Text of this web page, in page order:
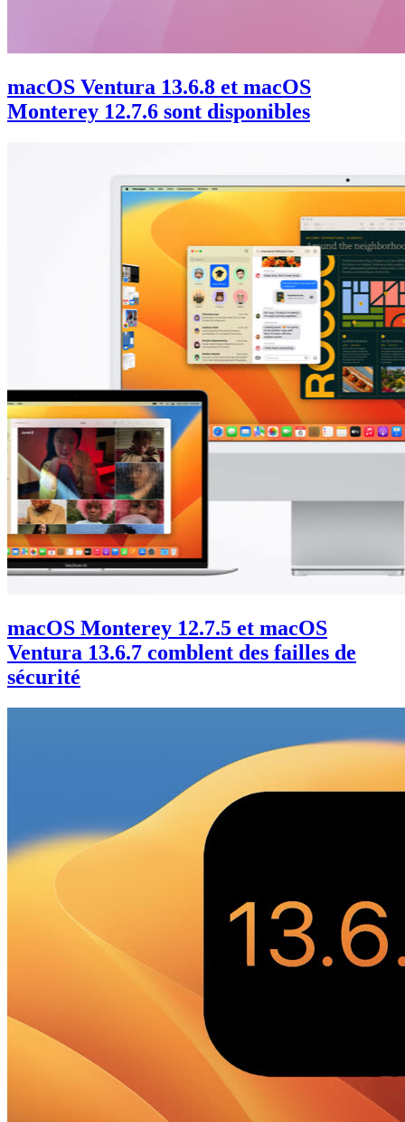
macOS Ventura 13.6.8 et macOS
Monterey 12.7.6 sont disponibles
macOS Monterey 12.7.5 et macOS
Ventura 13.6.7 comblent des failles de
sécurité